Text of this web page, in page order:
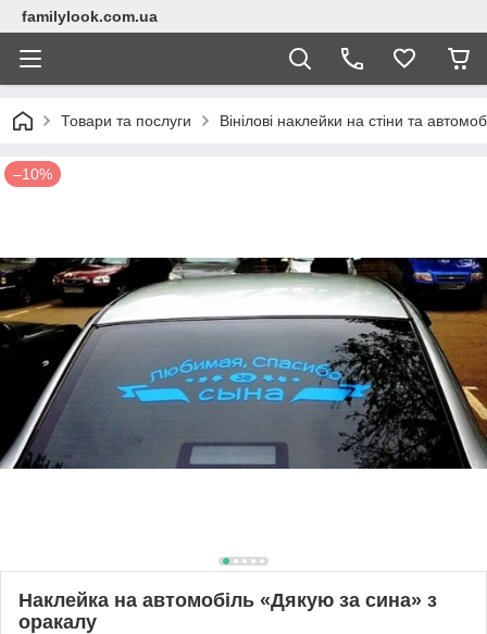
familylook.com.ua
Товари та послуги Вінілові наклейки на стіни та
–10%
Наклейка на автомобіль «Дякую за сина» з
оракалу